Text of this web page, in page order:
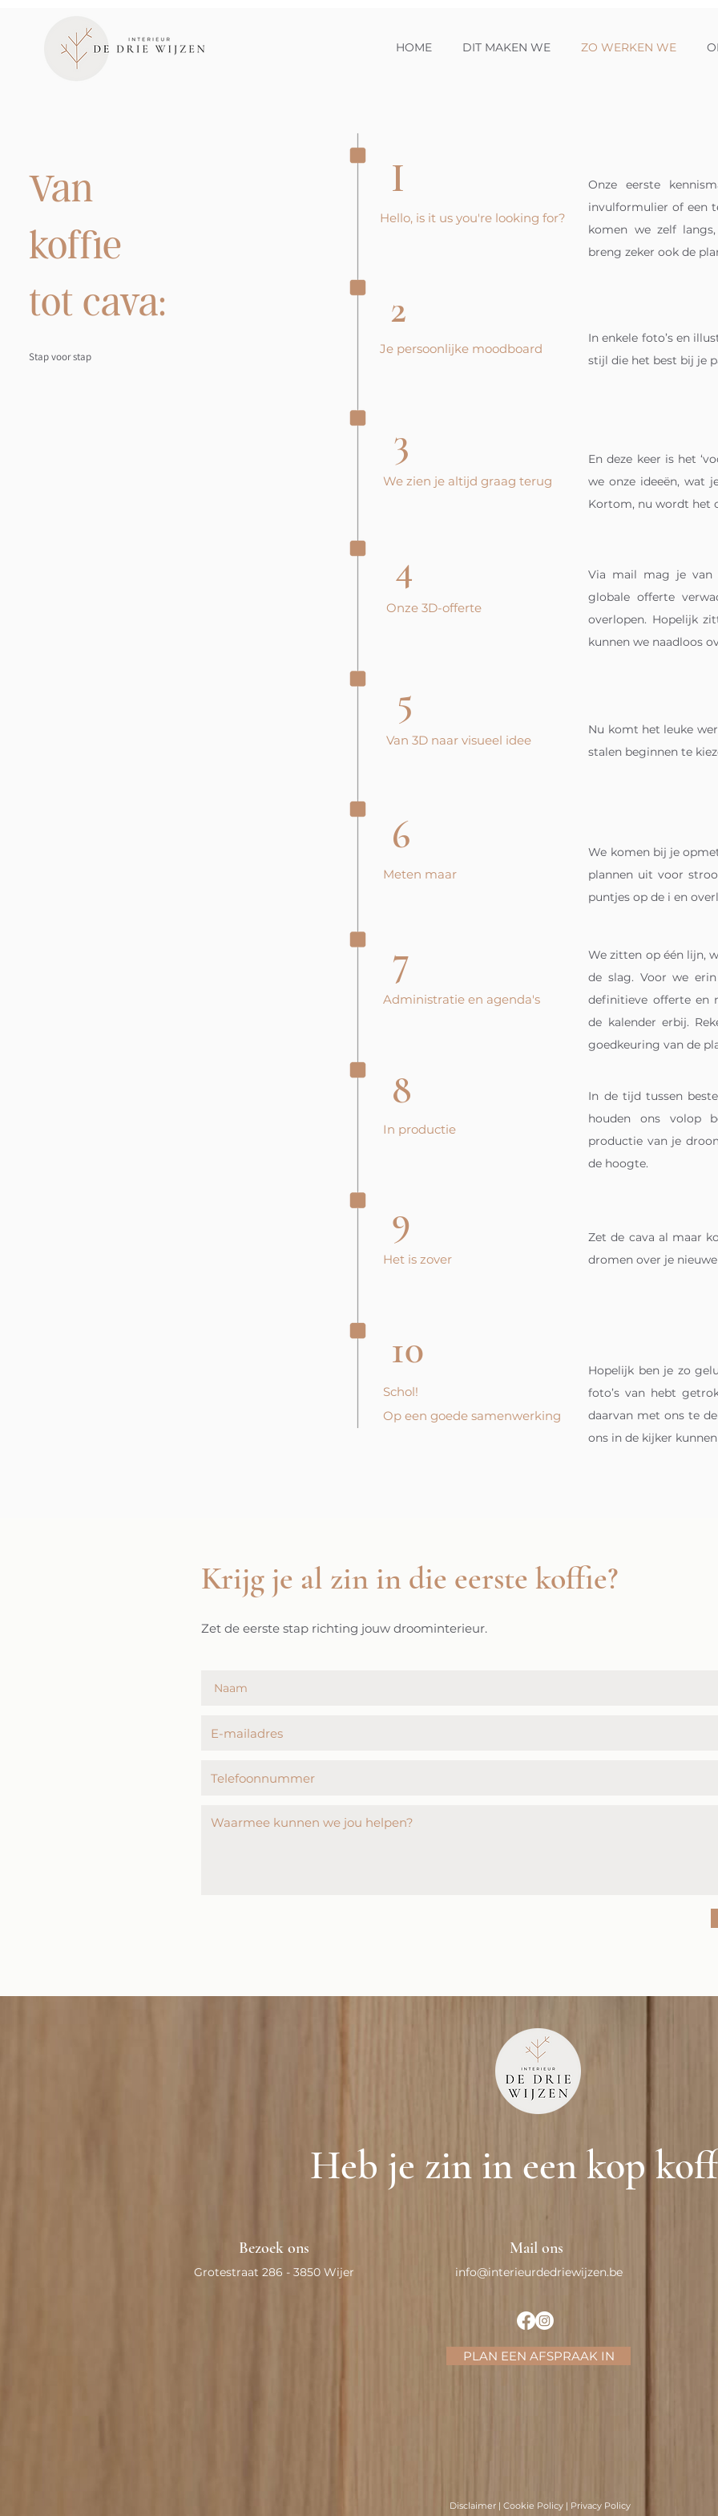
HOME DIT MAKEN WE ZO WERKEN WE
Van
koffie
tot cava:
Stap voor stap
I
Hello, is it us you're looking for?
2
Je persoonlijke moodboard
3
We zien je altijd graag terug
4
Onze 3D-offerte
5
Van 3D naar visueel idee
6
Meten maar
7
Administratie en agenda's
8
In productie
9
Het is zover
10
Schol!
Op een goedesamenwerking
Onze eerste
invulformulier of een
komen we zelf
breng zeker ook de
In enkele foto’s en
stijl die het best bij je
En deze keer is het
we onze ideeën, wat
Kortom, nu wordt het
Via mail mag je van
globale offerte
overlopen. Hopelijk
kunnen we naadloos
Nu komt het leuke
stalen beginnen te
We komen bij je
plannen uit voor
puntjes op de i en
We zitten op één lijn,
de slag. Voor we
definitieve offerte en
de kalender erbij.
goedkeuring van de
In de tijd tussen
houden ons volop
productie van je
de hoogte.
Zet de cava al maar
dromen over je
Hopelijk ben je zo
foto’s van hebt
daarvan met ons te
ons in de kijker
Krijg je al zin in die eerste koffie?
Zet de eerste stap richting jouw droominterieur.
Heb je zin in een kop
Bezoek ons
Grotestraat 286 - 3850 Wijer
Mail ons
info@interieurdedriewijzen.be
PLAN EEN AFSPRAAK IN
Disclaimer| Cookie Policy| Privacy Policy